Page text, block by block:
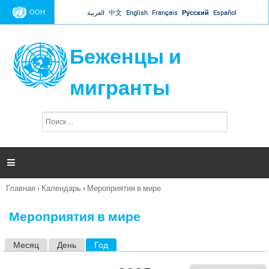
Jump to navigation
ООН العربية 中文 English Français Русский Español
Беженцы и
мигранты
п
и

Вы
Главная › Календарь › Мероприятия в мире
Мероприятия в мире
Месяц День Год